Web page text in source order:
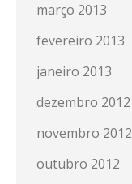
março 2013
fevereiro 2013
janeiro 2013
dezembro 2012
novembro 2012
outubro 2012